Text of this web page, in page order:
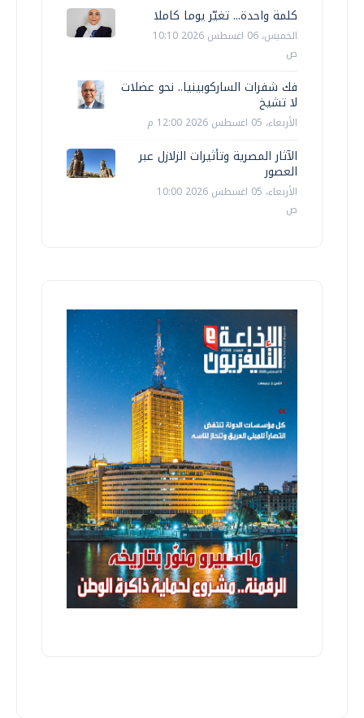
كلمة واحدة... تغيّر يوما كاملا
الخميس، 06 اغسطس 2026 10:10
ص
فك شفرات الساركوبينيا.. نحو عضلات
لا تشيخ
الأربعاء، 05 اغسطس 2026 12:00 م
الآثار المصرية وتأثيرات الزلازل عبر
العصور
الأربعاء، 05 اغسطس 2026 10:00
ص